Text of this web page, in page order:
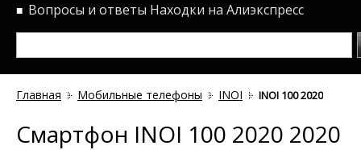
■ Вопросы и ответы Находки на Алиэкспресс
Главная Мобильные телефоны INOI INOI 100 2020
Смартфон INOI 100 2020 2020